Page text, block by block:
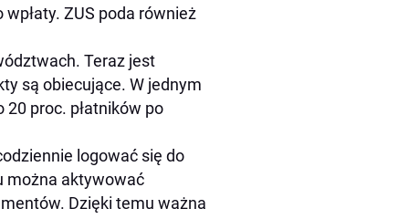
ZUS poda również
Teraz jest
są obiecujące. W jednym
proc. płatników po
logować się do
można aktywować
Dzięki temu ważna